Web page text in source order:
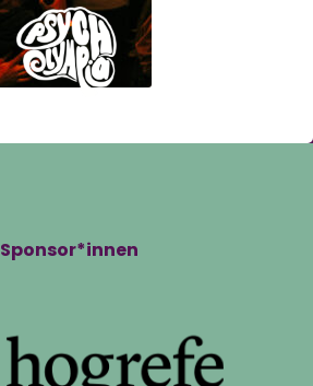
Sponsor*innen